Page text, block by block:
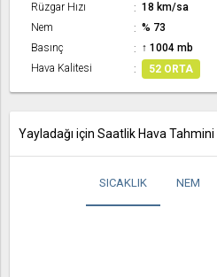
Rüzgar Hızı
18 km/sa
Nem
% 73
Basınç
↑ 1004 mb
Hava Kalitesi
52 ORTA
Yayladağı için Saatlik Hava Tahmini
SICAKLIK NEM